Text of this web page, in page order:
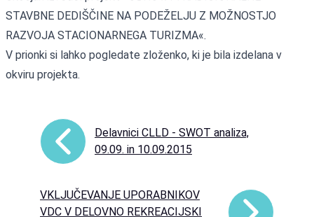
STAVBNE DEDIŠČINE NA PODEŽELJU Z MOŽNOSTJO
RAZVOJA STACIONARNEGA TURIZMA«.
V prionki si lahko pogledate zloženko, ki je bila izdelana v
okviru projekta.
Delavnici CLLD - SWOT analiza,
09.09. in 10.09.2015
VKLJUČEVANJE UPORABNIKOV
VDC V DELOVNO REKREACIJSKI